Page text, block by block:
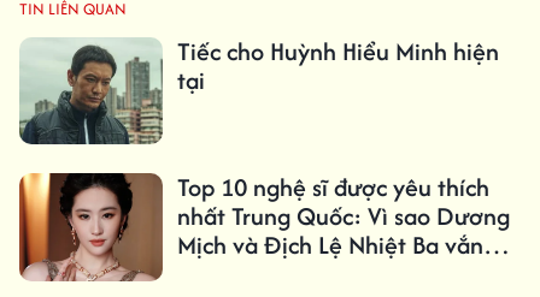
TIN LIÊN QUAN
Tiếc cho Huỳnh Hiểu Minh hiện
tại
Top 10 nghệ sĩ được yêu thích
nhất Trung Quốc: Vì sao Dương
Mịch và Địch Lệ Nhiệt Ba vắng